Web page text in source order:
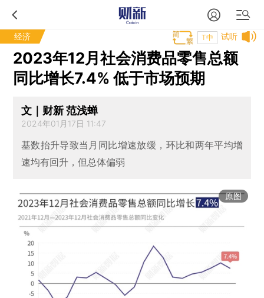
经济 试听
T中
2023年12月社会消费品零售总额
同比增长7.4% 低于市场预期
文｜财新 范浅蝉
2024年01月17日 11:47
基数抬升导致当月同比增速放缓，环比和两年平均增
速均有回升，但总体偏弱
原图